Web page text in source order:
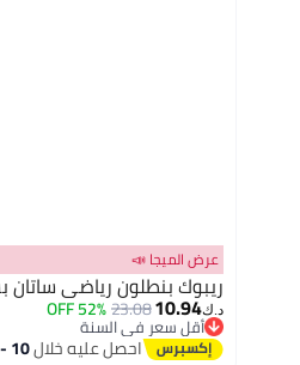
عرض الميجا 📣
ريبوك بنطلون رياضي ساتان
د.ك‏10.94
23.08
52% OFF
أقل سعر في السنة
أقل سعر في السنة
احصل عليه خلال10 - 11 اغسطس